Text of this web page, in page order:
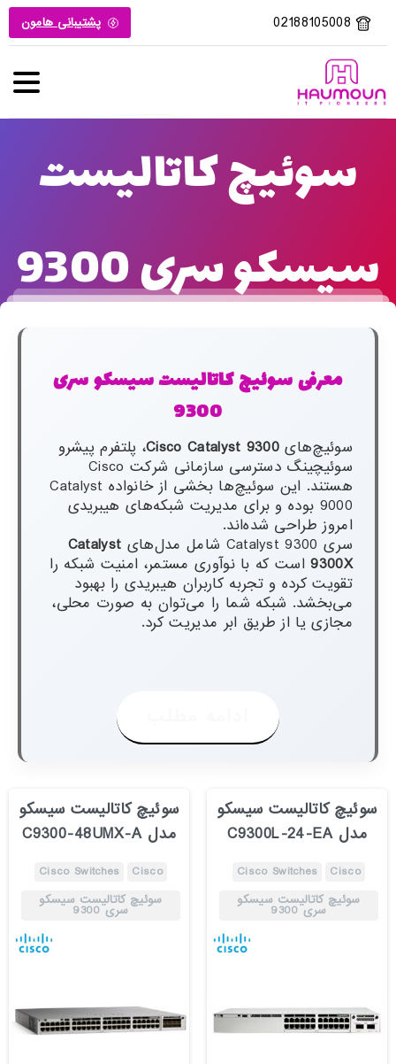
02188105008 پشتیبانی هامون
سوئیچ کاتالیست
سیسکو سری 9300
معرفی سوئیچ کاتالیست سیسکو سری
9300
سوئیچ‌های Cisco Catalyst 9300، پلتفرم پیشرو
سوئیچینگ دسترسی سازمانی شرکت Cisco
هستند. این سوئیچ‌ها بخشی از خانواده Catalyst
9000 بوده و برای مدیریت شبکه‌های هیبریدی
امروز طراحی شده‌اند.
سری Catalyst 9300 شامل مدل‌های
Catalyst
9300Xاست که با نوآوری مستمر، امنیت شبکه را
تقویت کرده و تجربه کاربران هیبریدی را بهبود
می‌بخشد. شبکه شما را می‌توان به صورت محلی،
مجازی یا از طریق ابر مدیریت کرد.
سوئیچ کاتالیست سیسکو
مدل C9300L-24-EA
Cisco
Cisco Switches
سوئیچ کاتالیست سیسکو
سری 9300
سوئیچ کاتالیست سیسکو
مدل C9300-48UMX-A
Cisco
Cisco Switches
سوئیچ کاتالیست سیسکو
سری 9300